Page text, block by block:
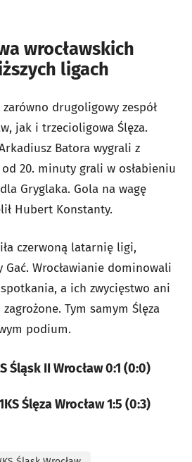
wrocławskich
ligach
zarówno drugoligowy zespół
jak i trzecioligowa Ślęza.
Batora wygrali z
20. minuty grali w osłabieniu
Gryglaka. Gola na wagę
Hubert Konstanty.
czerwoną latarnię ligi,
Wrocławianie dominowali
a ich zwycięstwo ani
Tym samym Ślęza
podium.
Śląsk II Wrocław 0:1 (0:0)
Ślęza Wrocław 1:5 (0:3)